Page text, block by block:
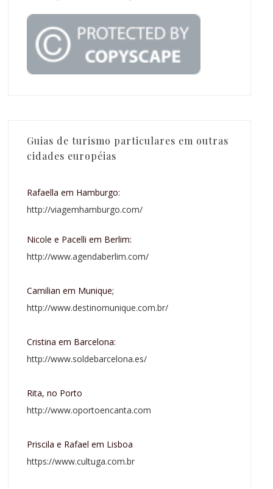
Guias de turismo particulares em outras
cidades européias
Rafaella em Hamburgo:
http://viagemhamburgo.com/
Nicole e Pacelli em Berlim:
http://www.agendaberlim.com/
Camilian em Munique;
http://www.destinomunique.com.br/
Cristina em Barcelona:
http://www.soldebarcelona.es/
Rita, no Porto
http://www.oportoencanta.com
Priscila e Rafael em Lisboa
https://www.cultuga.com.br